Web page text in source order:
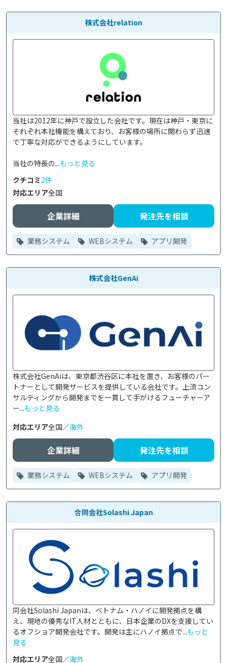
株式会社relation
当社は2012年に神戸で設立した会社です。現在は神戸・東京に
それぞれ本社機能を構えており、お客様の場所に関わらず迅速
で丁寧な対応ができるようにしています。
当社の特長の...もっと見る
クチコミ2件
対応エリア全国
企業詳細 発注先を相談
業務システム WEBシステム アプリ開発
株式会社GenAi
株式会社GenAiは、東京都渋谷区に本社を置き、お客様のパー
トナーとして開発サービスを提供している会社です。上流コン
サルティングから開発までを一貫して手がけるフューチャーア
ー...もっと見る
対応エリア全国／海外
企業詳細 発注先を相談
業務システム WEBシステム アプリ開発
合同会社Solashi Japan
同会社Solashi Japanは、ベトナム・ハノイに開発拠点を構
え、現地の優秀なIT人材とともに、日本企業のDXを支援してい
るオフショア開発会社です。開発は主にハノイ拠点で...もっと
見る
対応エリア全国／海外